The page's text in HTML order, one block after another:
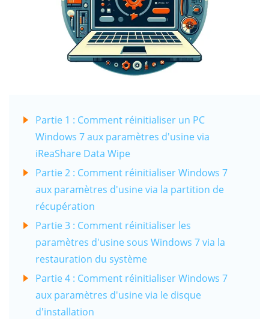
Partie 1 : Comment réinitialiser un PC
Windows 7 aux paramètres d'usine via
iReaShare Data Wipe
Partie 2 : Comment réinitialiser Windows 7
aux paramètres d'usine via la partition de
récupération
Partie 3 : Comment réinitialiser les
paramètres d'usine sous Windows 7 via la
restauration du système
Partie 4 : Comment réinitialiser Windows 7
aux paramètres d'usine via le disque
d'installation